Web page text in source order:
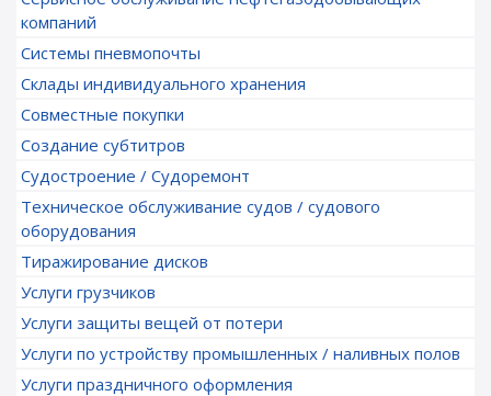
компаний
Системы пневмопочты
Склады индивидуального хранения
Совместные покупки
Создание субтитров
Судостроение / Судоремонт
Техническое обслуживание судов / судового
оборудования
Тиражирование дисков
Услуги грузчиков
Услуги защиты вещей от потери
Услуги по устройству промышленных / наливных полов
Услуги праздничного оформления